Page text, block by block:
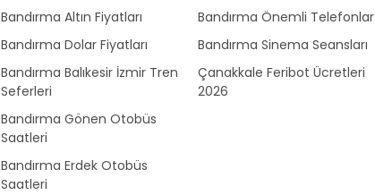
Bandırma Altın Fiyatları
Bandırma Dolar Fiyatları
Bandırma Balıkesir İzmir Tren
Seferleri
Bandırma Gönen Otobüs
Saatleri
Bandırma Erdek Otobüs
Saatleri
Bandırma Önemli Telefonlar
Bandırma Sinema Seansları
Çanakkale Feribot Ücretleri
2026